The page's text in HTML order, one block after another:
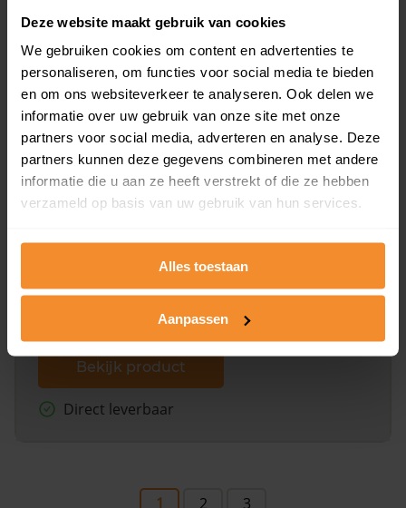
Deze website maakt gebruik van cookies
We gebruiken cookies om content en advertenties te
personaliseren, om functies voor social media te bieden
en om ons websiteverkeer te analyseren. Ook delen we
informatie over uw gebruik van onze site met onze
partners voor social media, adverteren en analyse. Deze
partners kunnen deze gegevens combineren met andere
informatie die u aan ze heeft verstrekt of die ze hebben
verzameld op basis van uw gebruik van hun services.
Alles toestaan
Aanpassen
Bekijk product
Direct leverbaar
Kadastrale kaart pakket
Alleen globale ligging perceel
Een uitgebreid overzicht van het perceel en
omliggende percelen met de kadastrale erfgrenzen,
dit inclusief de luchtfoto!
Bekijk product
Direct leverbaar
1 2 3